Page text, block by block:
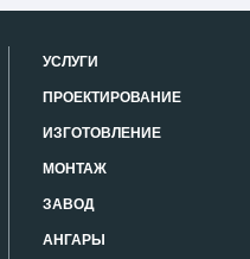
УСЛУГИ
ПРОЕКТИРОВАНИЕ
ИЗГОТОВЛЕНИЕ
МОНТАЖ
ЗАВОД
АНГАРЫ